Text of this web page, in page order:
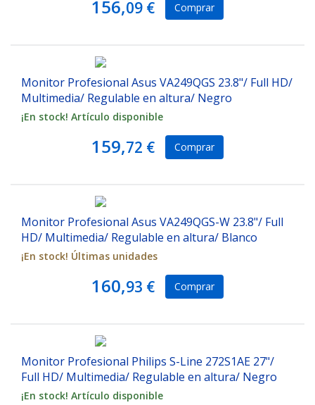
156,09 € Comprar
Monitor Profesional Asus VA249QGS 23.8"/ Full HD/
Multimedia/ Regulable en altura/ Negro
¡En stock! Artículo disponible
159,72 € Comprar
Monitor Profesional Asus VA249QGS-W 23.8"/ Full
HD/ Multimedia/ Regulable en altura/ Blanco
¡En stock! Últimas unidades
160,93 € Comprar
Monitor Profesional Philips S-Line 272S1AE 27"/
Full HD/ Multimedia/ Regulable en altura/ Negro
¡En stock! Artículo disponible